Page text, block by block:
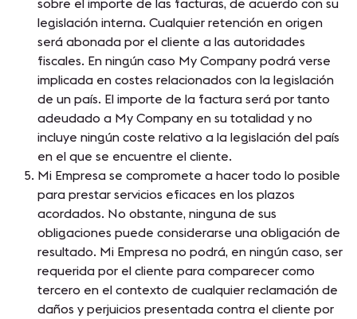
sobre el importe de las facturas, de acuerdo con su
legislación interna. Cualquier retención en origen
será abonada por el cliente a las autoridades
fiscales. En ningún caso My Company podrá verse
implicada en costes relacionados con la legislación
de un país. El importe de la factura será por tanto
adeudado a My Company en su totalidad y no
incluye ningún coste relativo a la legislación del país
en el que se encuentre el cliente.
Mi Empresa se compromete a hacer todo lo posible
para prestar servicios eficaces en los plazos
acordados. No obstante, ninguna de sus
obligaciones puede considerarse una obligación de
resultado. Mi Empresa no podrá, en ningún caso, ser
requerida por el cliente para comparecer como
tercero en el contexto de cualquier reclamación de
daños y perjuicios presentada contra el cliente por